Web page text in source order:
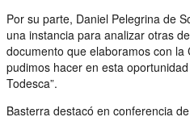
Por su parte, Daniel Pelegrina de
una instancia para analizar otras
documento que elaboramos con
pudimos hacer en esta
Todesca”.
Basterra destacó en conferencia